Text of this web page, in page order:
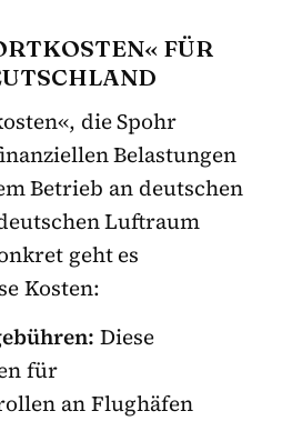
FÜR
die Spohr
Belastungen
Betrieb an deutschen
Luftraum
geht es
Kosten:
Diese
für
an Flughäfen